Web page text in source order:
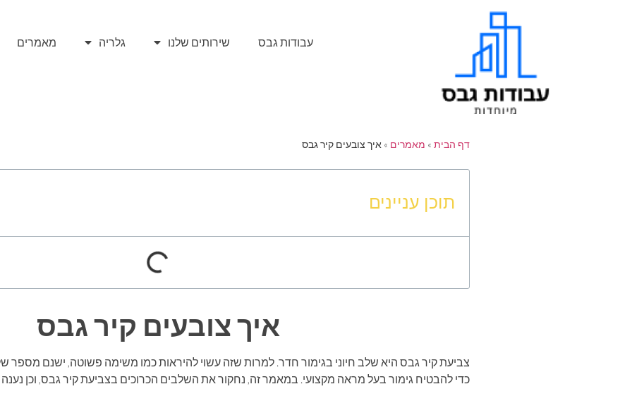
עבודות גבס שירותים שלנו גלריה מאמרים
דף הבית » מאמרים » איך צובעים קיר גבס
תוכן עניינים
איך צובעים קיר גבס
צביעת קיר גבס היא שלב חיוני בגימור חדר. למרות שזה עשוי להיראות כמו משימה פשוטה, ישנם מספר
כדי להבטיח גימור בעל מראה מקצועי. במאמר זה, נחקור את השלבים הכרוכים בצביעת קיר גבס, וכן